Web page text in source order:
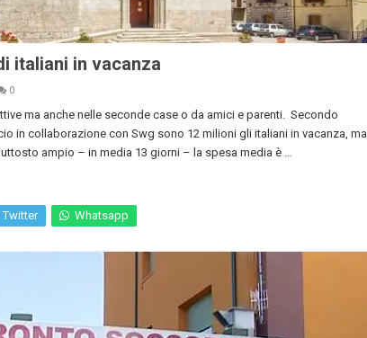
italiani in vacanza
0
ma anche nelle seconde case o da amici e parenti. Secondo
in collaborazione con Swg sono 12 milioni gli italiani in vacanza, ma
ampio – in media 13 giorni – la spesa media è …
Twitter Whatsapp